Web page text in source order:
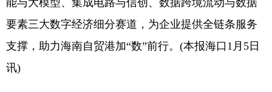
能与大模型、集成电路与信创、数据跨境流动与数据
要素三大数字经济细分赛道，为企业提供全链条服务
支撑，助力海南自贸港加“数”前行。(本报海口1月5日
讯)